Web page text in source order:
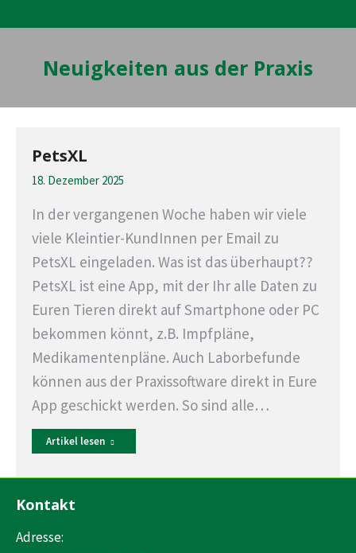
Neuigkeiten aus der Praxis
PetsXL
18. Dezember 2025
In der vergangenen Woche haben wir viele
viele Kleintier-KundInnen per Email zu
PetsXL eingeladen. Was ist das überhaupt??
PetsXL ist eine App, mit der Ihr alle Daten zu
Euren Tieren direkt auf Smartphone oder PC
bekommen könnt, z.B. Impfpläne,
Medikamentenpläne. Auch Laborbefunde
können aus der Praxissoftware direkt in Eure
App geschickt werden. So sind alle…
Artikel lesen
Kontakt
Adresse: